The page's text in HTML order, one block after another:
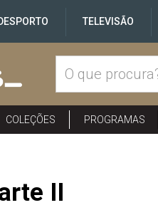
TELEVISÃO
COLEÇÕES PROGRAMAS
II